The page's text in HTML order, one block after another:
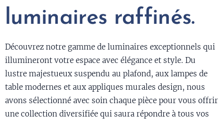
luminaires raffinés.
Découvrez notre gamme de luminaires exceptionnels qui
illumineront votre espace avec élégance et style. Du
lustre majestueux suspendu au plafond, aux lampes de
table modernes et aux appliques murales design, nous
avons sélectionné avec soin chaque pièce pour vous offrir
une collection diversifiée qui saura répondre à tous vos